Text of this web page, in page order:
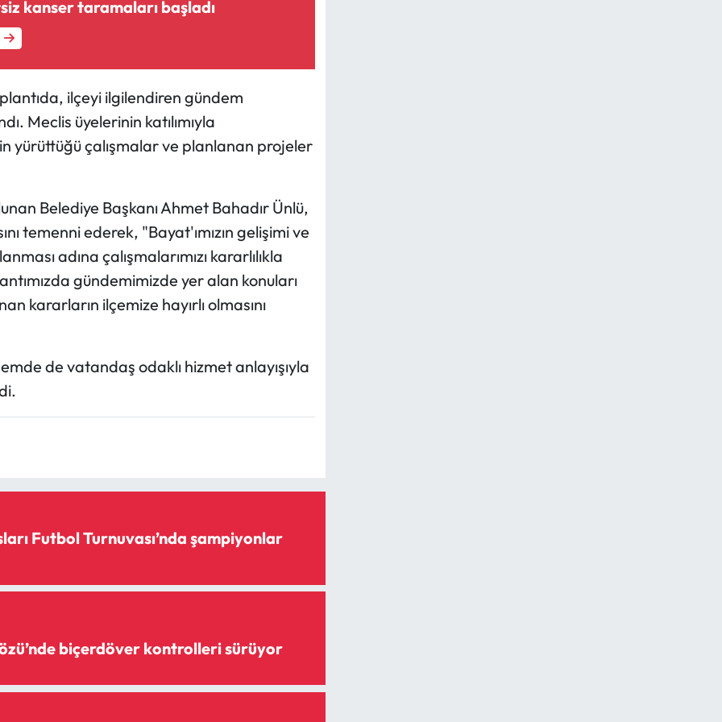
kanser taramaları başladı
ilçeyi ilgilendiren gündem
Meclis üyelerinin katılımıyla
yürüttüğü çalışmalar ve planlanan projeler
Belediye Başkanı Ahmet Bahadır Ünlü,
temenni ederek, "Bayat'ımızın gelişimi ve
adına çalışmalarımızı kararlılıkla
gündemimizde yer alan konuları
kararların ilçemize hayırlı olmasını
de vatandaş odaklı hizmet anlayışıyla
Futbol Turnuvası’nda şampiyonlar
biçerdöver kontrolleri sürüyor